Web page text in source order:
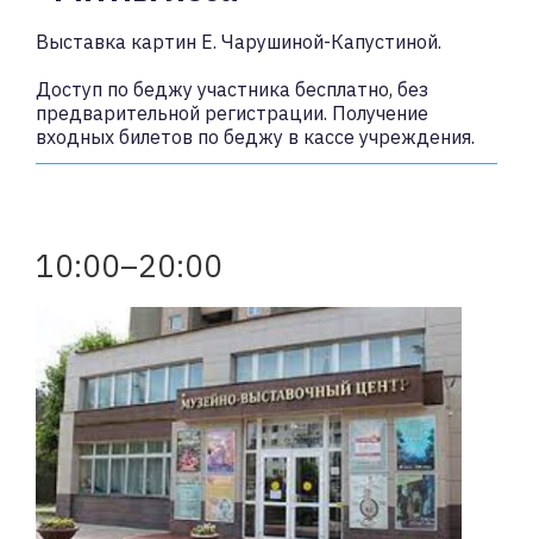
Выставка картин Е. Чарушиной-Капустиной.
Доступ по беджу участника бесплатно, без
предварительной регистрации. Получение
входных билетов по беджу в кассе учреждения.
10:00–20:00